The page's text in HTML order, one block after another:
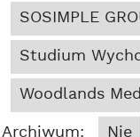
SOSIMPLE
Studium
Woodlands